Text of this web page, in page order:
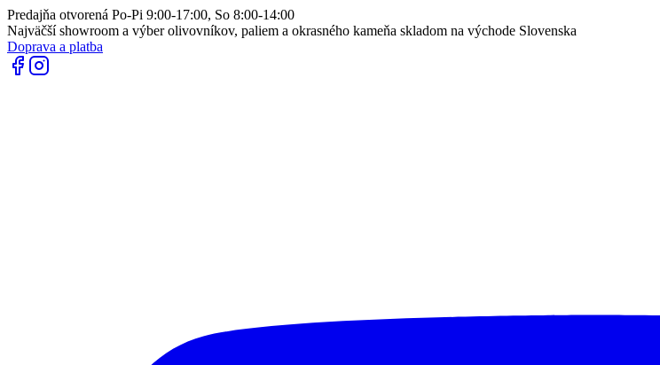
Predajňa otvorená Po-Pi 9:00-17:00, So 8:00-14:00
Najväčší showroom a výber olivovníkov, paliem a okrasného kameňa skladom na východe Slovenska
Doprava a platba